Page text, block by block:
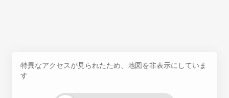
特異なアクセスが見られたため、地図を非表示にしていま
す